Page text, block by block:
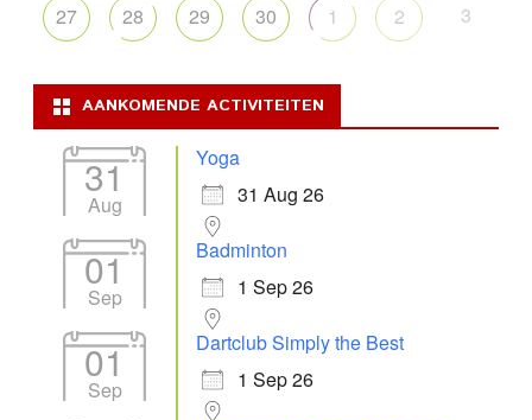
27 28 29 30 1 2 3
AANKOMENDE ACTIVITEITEN
31
Aug
Yoga
31 Aug 26
01
Sep
Badminton
1 Sep 26
01
Sep
Dartclub Simply the Best
1 Sep 26